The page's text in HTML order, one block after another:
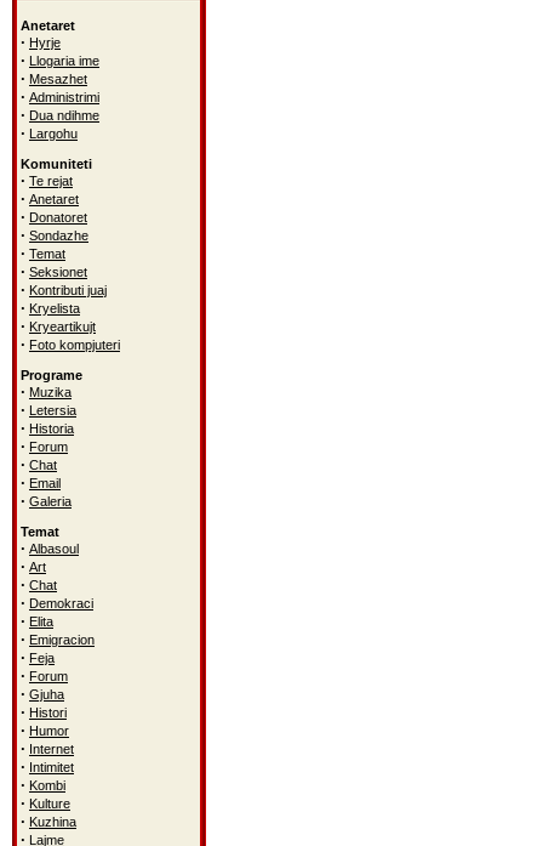
Anetaret
· Hyrje
· Llogaria ime
· Mesazhet
· Administrimi
· Dua ndihme
· Largohu
Komuniteti
· Te rejat
· Anetaret
· Donatoret
· Sondazhe
· Temat
· Seksionet
· Kontributi juaj
· Kryelista
· Kryeartikujt
· Foto kompjuteri
Programe
· Muzika
· Letersia
· Historia
· Forum
· Chat
· Email
· Galeria
Temat
· Albasoul
· Art
· Chat
· Demokraci
· Elita
· Emigracion
· Feja
· Forum
· Gjuha
· Histori
· Humor
· Internet
· Intimitet
· Kombi
· Kulture
· Kuzhina
· Lajme